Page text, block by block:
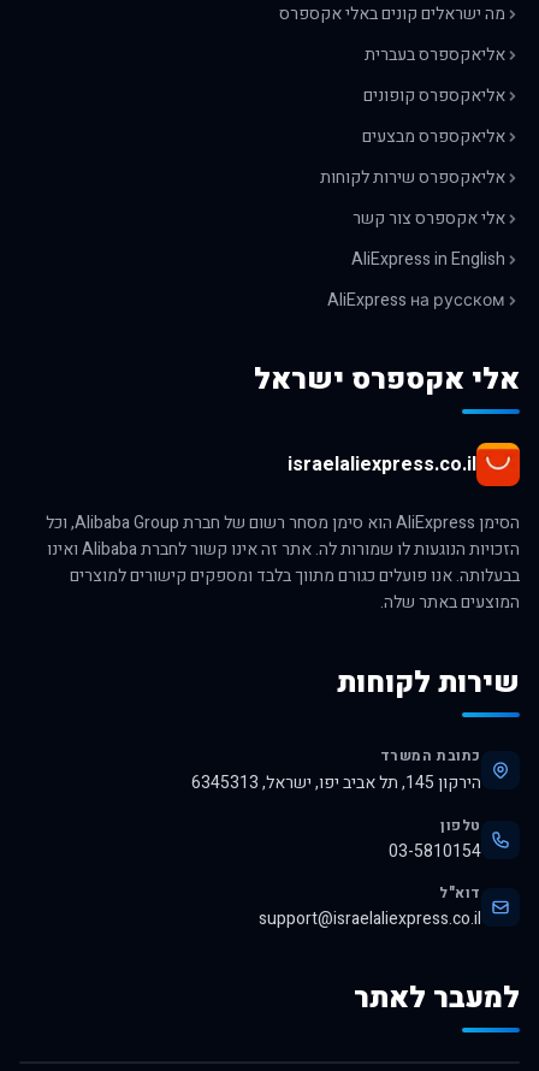
מה ישראלים קונים באלי אקספרס
אליאקספרס בעברית
אליאקספרס קופונים
אליאקספרס מבצעים
אליאקספרס שירות לקוחות
אלי אקספרס צור קשר
AliExpress in English
AliExpress на русском
אלי אקספרס ישראל
israelaliexpress.co.il
הסימן AliExpress הוא סימן מסחר רשום של חברת Alibaba Group, וכל
הזכויות הנוגעות לו שמורות לה. אתר זה אינו קשור לחברת Alibaba ואינו
בבעלותה. אנו פועלים כגורם מתווך בלבד ומספקים קישורים למוצרים
המוצעים באתר שלה.
שירות לקוחות
כתובת המשרד
הירקון 145, תל אביב יפו, ישראל, 6345313
טלפון
03-5810154
דוא"ל
support@israelaliexpress.co.il
למעבר לאתר
לרכישה באלי אקספרס